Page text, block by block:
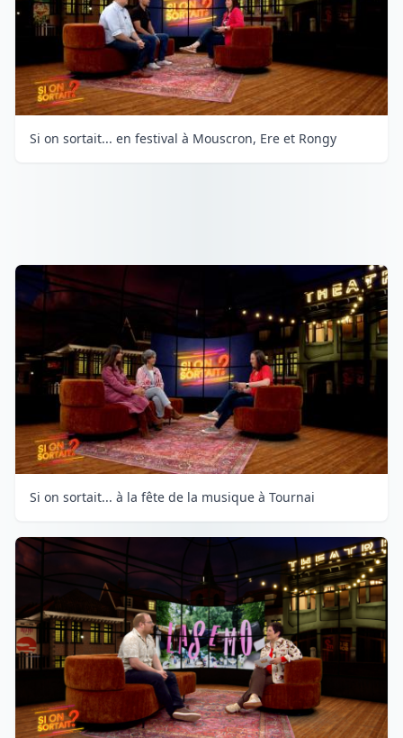
Si on sortait... en festival à Mouscron, Ere et Rongy
Si on sortait... à la fête de la musique à Tournai